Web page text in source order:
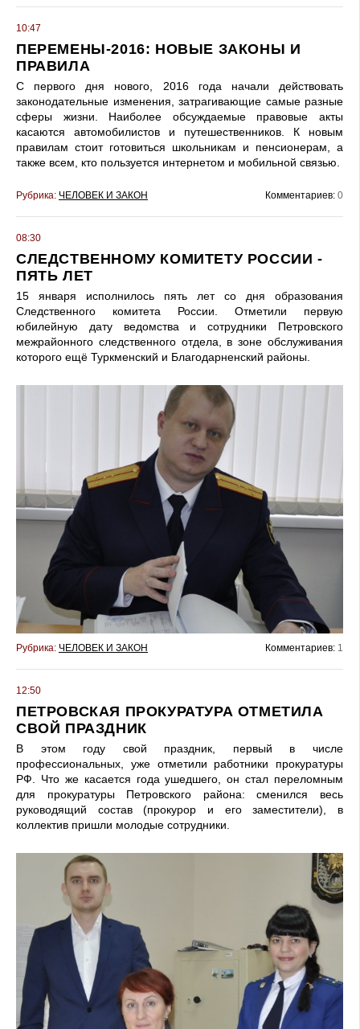
10:47
ПЕРЕМЕНЫ-2016: НОВЫЕ ЗАКОНЫ И
ПРАВИЛА
С первого дня нового, 2016 года начали действовать
законодательные изменения, затрагивающие самые разные
сферы жизни. Наиболее обсуждаемые правовые акты
касаются автомобилистов и путешественников. К новым
правилам стоит готовиться школьникам и пенсионерам, а
также всем, кто пользуется интернетом и мобильной связью.
Рубрика: ЧЕЛОВЕК И ЗАКОН Комментариев: 0
08:30
СЛЕДСТВЕННОМУ КОМИТЕТУ РОССИИ -
ПЯТЬ ЛЕТ
15 января исполнилось пять лет со дня образования
Следственного комитета России. Отметили первую
юбилейную дату ведомства и сотрудники Петровского
межрайонного следственного отдела, в зоне обслуживания
которого ещё Туркменский и Благодарненский районы.
Рубрика: ЧЕЛОВЕК И ЗАКОН Комментариев: 1
12:50
ПЕТРОВСКАЯ ПРОКУРАТУРА ОТМЕТИЛА
СВОЙ ПРАЗДНИК
В этом году свой праздник, первый в числе
профессиональных, уже отметили работники прокуратуры
РФ. Что же касается года ушедшего, он стал переломным
для прокуратуры Петровского района: сменился весь
руководящий состав (прокурор и его заместители), в
коллектив пришли молодые сотрудники.